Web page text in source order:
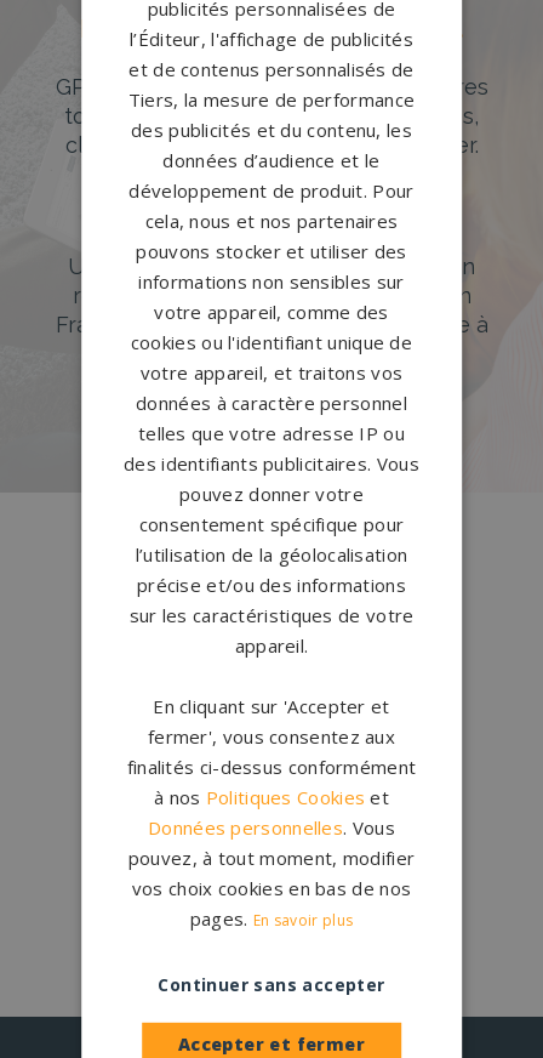
Des pierres tombales uniques et
originales
GPG Granit offre un large choix de pierres
tombales en granit de styles modernes,
classiques ou originales à personnaliser.
DÉCOUVREZ NOTRE CATALOGUE
Accompagnement sur-mesure
Un accompagnement sur mesure et un
réseau de 1200 partenaires partout en
France. Personnalisation avancée grâce à
notre configurateur 3D en ligne.
PERSONNALISEZ VOTRE MONUMENT
Conception française
Qui sommes-nous ?
sur-mesure
Configurateur
1.200 partenairesen France
Nos partenaires
Large choix degranits et de
coloris
Nos granits
publicités personnalisées de
l’Éditeur, l'affichage de publicités
et de contenus personnalisés de
Tiers, la mesure de performance
des publicités et du contenu, les
données d’audience et le
développement de produit. Pour
cela, nous et nos partenaires
pouvons stocker et utiliser des
informations non sensibles sur
votre appareil, comme des
cookies ou l'identifiant unique de
votre appareil, et traitons vos
données à caractère personnel
telles que votre adresse IP ou
des identifiants publicitaires. Vous
pouvez donner votre
consentement spécifique pour
l’utilisation de la géolocalisation
précise et/ou des informations
sur les caractéristiques de votre
appareil.
En cliquant sur 'Accepter et
fermer', vous consentez aux
finalités ci-dessus conformément
à nos Politiques Cookies et
Données personnelles. Vous
pouvez, à tout moment, modifier
vos choix cookies en bas de nos
pages. En savoir plus
Accepter et fermer
Continuer sans accepter